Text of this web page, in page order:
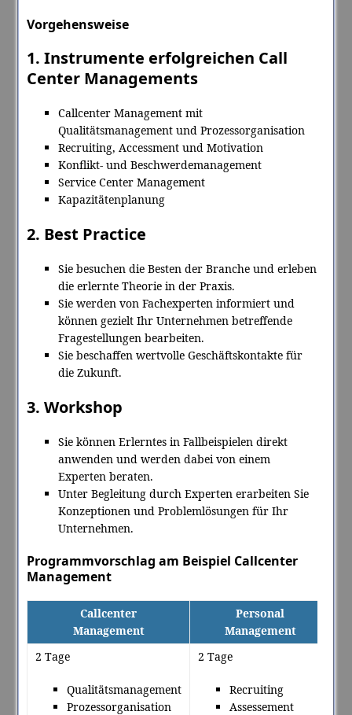
Vorgehensweise
1. Instrumente erfolgreichen Call
Center Managements
Callcenter Management mit
Qualitätsmanagement und Prozessorganisation
Recruiting, Accessment und Motivation
Konflikt- und Beschwerdemanagement
Service Center Management
Kapazitätenplanung
2. Best Practice
Sie besuchen die Besten der Branche und erleben
die erlernte Theorie in der Praxis.
Sie werden von Fachexperten informiert und
können gezielt Ihr Unternehmen betreffende
Fragestellungen bearbeiten.
Sie beschaffen wertvolle Geschäftskontakte für
die Zukunft.
3. Workshop
Sie können Erlerntes in Fallbeispielen direkt
anwenden und werden dabei von einem
Experten beraten.
Unter Begleitung durch Experten erarbeiten Sie
Konzeptionen und Problemlösungen für Ihr
Unternehmen.
Programmvorschlag am Beispiel Callcenter
Management
Callcenter
Management
Personal
Management
2 Tage
Qualitätsmanagement
Prozessorganisation
2 Tage
Recruiting
Assessement